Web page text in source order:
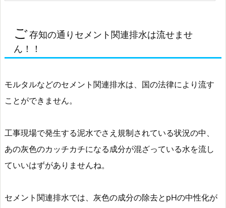
ご存知の通りセメント関連排水は流せませ
ん！！
モルタルなどのセメント関連排水は、国の法律により流す
ことができません。
工事現場で発生する泥水でさえ規制されている状況の中、
あの灰色のカッチカチになる成分が混ざっている水を流し
ていいはずがありませんね。
セメント関連排水では、灰色の成分の除去とpHの中性化が